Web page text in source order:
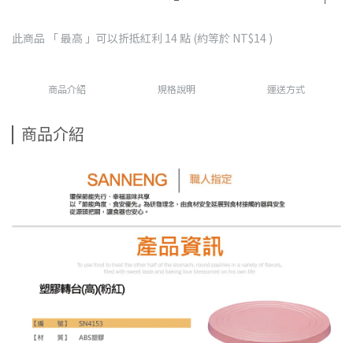
此商品 「 最高 」可以折抵紅利 14點 (約等於 NT$14 )
商品介紹 規格說明 運送方式
商品介紹